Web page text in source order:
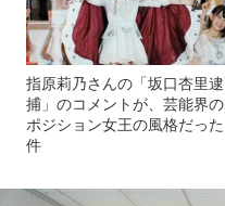
指原莉乃さんの「坂口杏里逮
捕」のコメントが、芸能界の
ポジション女王の風格だった
件